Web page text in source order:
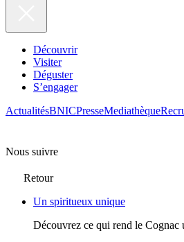
Découvrir
Visiter
Déguster
S’engager
ActualitésBNICPresseMediathèque
Nous suivre
Retour
Un spiritueux unique
Découvrez ce qui rend le Cognac